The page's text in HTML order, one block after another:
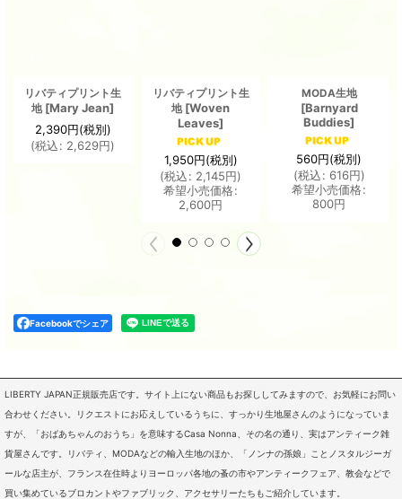
リバティプリント生
地 [Mary Jean]
2,390円(税別)
(税込: 2,629円)
リバティプリント生
地 [Woven
Leaves]
1,950円(税別)
(税込: 2,145円)
希望小売価格:
2,600円
MODA生地
[Barnyard
Buddies]
560円(税別)
(税込: 616円)
希望小売価格:
800円
Facebookでシェア
LIBERTY JAPAN正規販売店です。サイト上にない商品もお探ししてみますので、お気軽にお問い
合わせください。リクエストにお応えしているうちに、すっかり生地屋さんのようになっていま
すが、「おばあちゃんのおうち」を意味するCasa Nonna、その名の通り、実はアンティーク雑
貨屋さんです。リバティ、MODAなどの輸入生地のほか、「ノンナの孫娘」ことノスタルジーガ
ールな店主が、フランス在住時よりヨーロッパ各地の蚤の市やアンティークフェア、教会などで
買い集めているブロカントやファブリック、アクセサリーたちもご紹介しています。